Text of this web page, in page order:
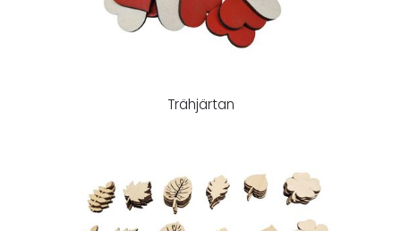
Trähjärtan